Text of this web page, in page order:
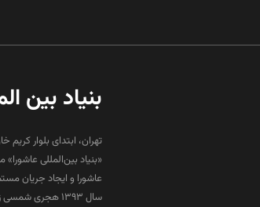
بنیاد بین
تهران، ابتدای بلوار کریم
«بنیاد بین‌المللی
عاشورا و ایجاد جریان
سال ۱۳۹۳ هجری